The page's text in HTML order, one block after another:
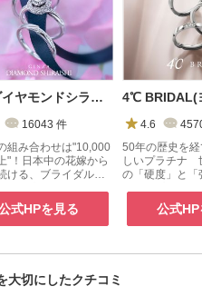
銀座ダイヤモンドシライシ
16043 件
組み合わせは"10,000
"！日本中の花嫁から
ける、ブライダルジ
式HPを見る
4.6
50年の歴史を
しいプラチナ
の「硬度」と「
公式
大切にしたクチコミ